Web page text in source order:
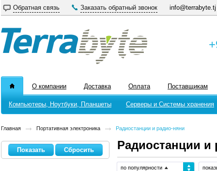
Обратная связь Заказать обратный звонок info@terrabyte.tj
О компании Доставка Оплата Поставщикам
Компьютеры, Ноутбуки, Планшеты Серверы и Системы хранения
Главная Портативная электроника Радиостанции и радио-няни
Радиостанции и
по популярности